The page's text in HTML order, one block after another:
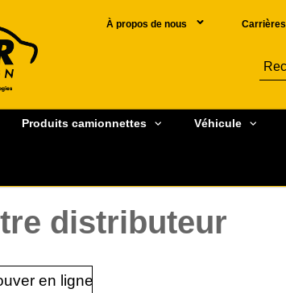
À propos de nous Carrières
Produits camionnettes Véhicule
distributeur
en ligne